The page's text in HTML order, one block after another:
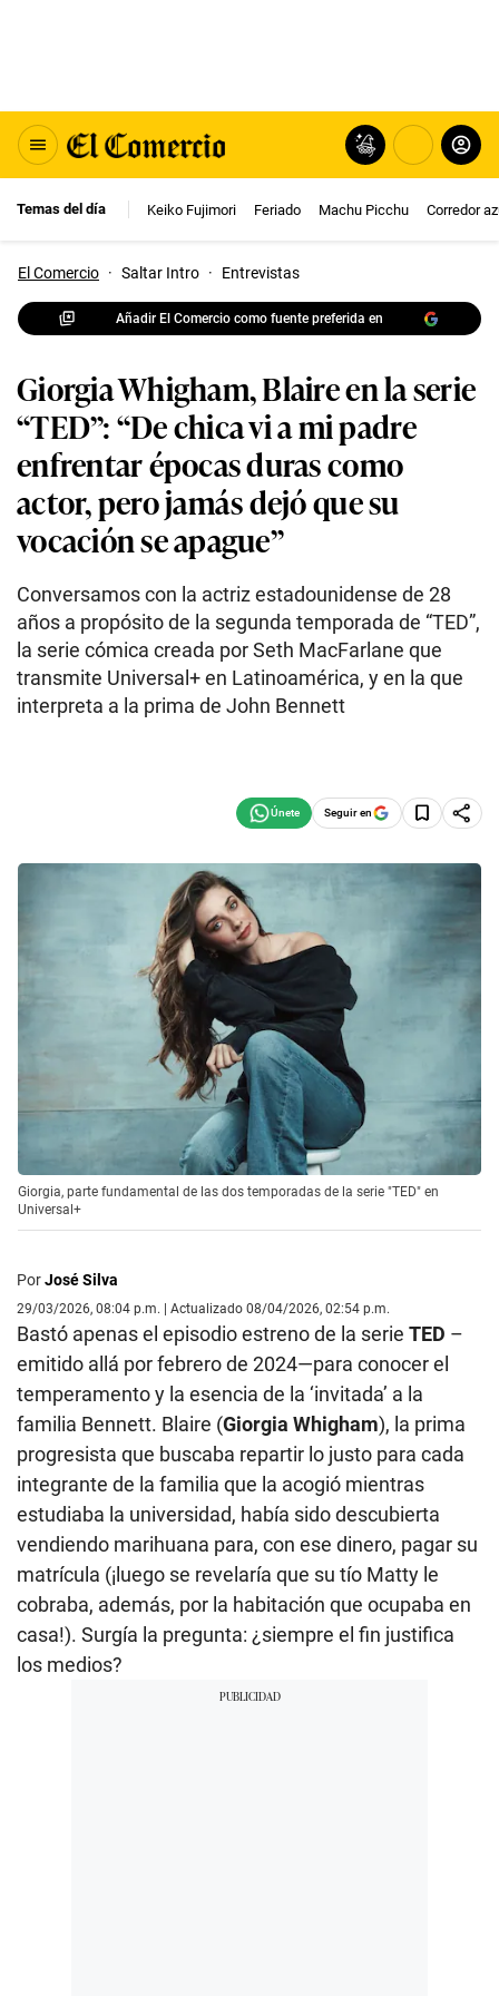
Temas del día Keiko Fujimori Feriado Machu Picchu Corredor
El Comercio · Saltar Intro · Entrevistas
Añadir El Comercio como fuente preferida en
Giorgia Whigham, Blaire en la serie
“TED”: “De chica vi a mi padre
enfrentar épocas duras como
actor, pero jamás dejó que su
vocación se apague”
Conversamos con la actriz estadounidense de 28
años a propósito de la segunda temporada de “TED”,
la serie cómica creada por Seth MacFarlane que
transmite Universal+ en Latinoamérica, y en la que
interpreta a la prima de John Bennett
Seguir en
Giorgia, parte fundamental de las dos temporadas de la serie "TED" en
Universal+
PorJosé Silva
29/03/2026, 08:04 p.m. | Actualizado 08/04/2026, 02:54 p.m.
Bastó apenas el episodio estreno de la serie TED –
emitido allá por febrero de 2024—para conocer el
temperamento y la esencia de la ‘invitada’ a la
familia Bennett. Blaire (Giorgia Whigham), la prima
progresista que buscaba repartir lo justo para cada
integrante de la familia que la acogió mientras
estudiaba la universidad, había sido descubierta
vendiendo marihuana para, con ese dinero, pagar su
matrícula (¡luego se revelaría que su tío Matty le
cobraba, además, por la habitación que ocupaba en
casa!). Surgía la pregunta: ¿siempre el fin justifica
los medios?